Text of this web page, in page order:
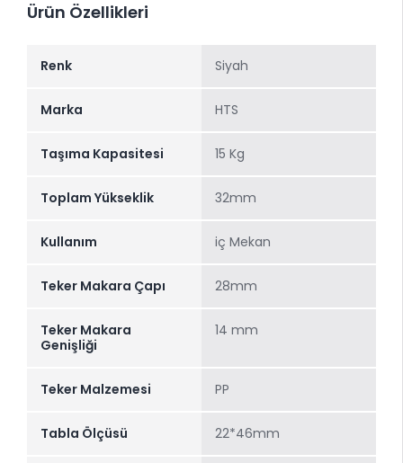
Ürün Özellikleri
Renk Siyah
Marka HTS
Taşıma Kapasitesi 15 Kg
Toplam Yükseklik 32mm
Kullanım iç Mekan
Teker Makara Çapı 28mm
Teker Makara
Genişliği
14 mm
Teker Malzemesi PP
Tabla Ölçüsü 22*46mm